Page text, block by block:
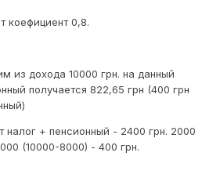
коефициент 0,8.
из дохода 10000 грн. на данный
получается 822,65 грн (400 грн
налог + пенсионный - 2400 грн. 2000
(10000-8000) - 400 грн.